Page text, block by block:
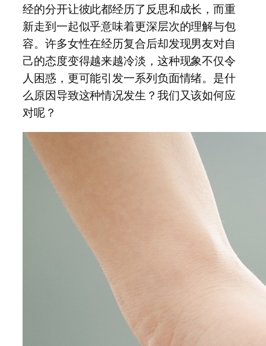
经的分开让彼此都经历了反思和成长，而重
新走到一起似乎意味着更深层次的理解与包
容。许多女性在经历复合后却发现男友对自
己的态度变得越来越冷淡，这种现象不仅令
人困惑，更可能引发一系列负面情绪。是什
么原因导致这种情况发生？我们又该如何应
对呢？